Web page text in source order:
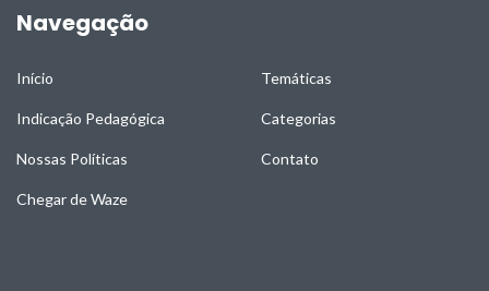
Navegação
Início Temáticas
Indicação Pedagógica Categorias
Nossas Políticas Contato
Chegar de Waze